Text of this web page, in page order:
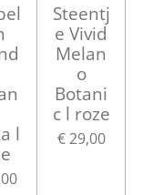
l
Steentj
e Vivid
Melan
o
Botani
c l roze
€ 29,00